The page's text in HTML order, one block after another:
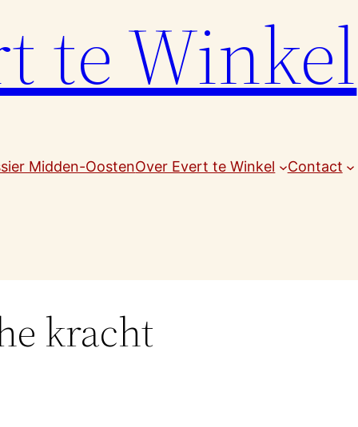
te Winkel
Midden-OostenOver Evert te Winkel Contact
kracht